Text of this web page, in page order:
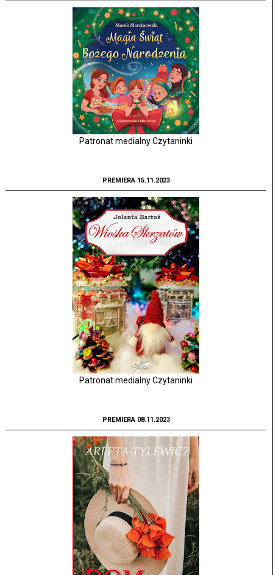
Patronat medialny Czytaninki
PREMIERA 15.11.2023
Patronat medialny Czytaninki
PREMIERA 08.11.2023